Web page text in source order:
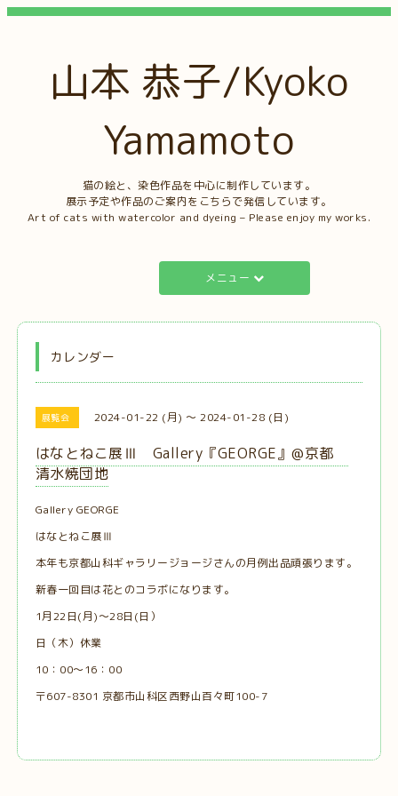
山本 恭子/Kyoko
Yamamoto
猫の絵と、染色作品を中心に制作しています。
展示予定や作品のご案内をこちらで発信しています。
Art of cats with watercolor and dyeing – Please enjoy my works.
メニュー
カレンダー
展覧会 2024-01-22 (月) ～ 2024-01-28 (日)
はなとねこ展Ⅲ Gallery『GEORGE』@京都
清水焼団地
Gallery GEORGE
はなとねこ展Ⅲ
本年も京都山科ギャラリージョージさんの月例出品頑張ります。
新春一回目は花とのコラボになります。
1月22日(月)〜28日(日）
日（木）休業
10：00～16：00
〒607-8301 京都市山科区西野山百々町100-7